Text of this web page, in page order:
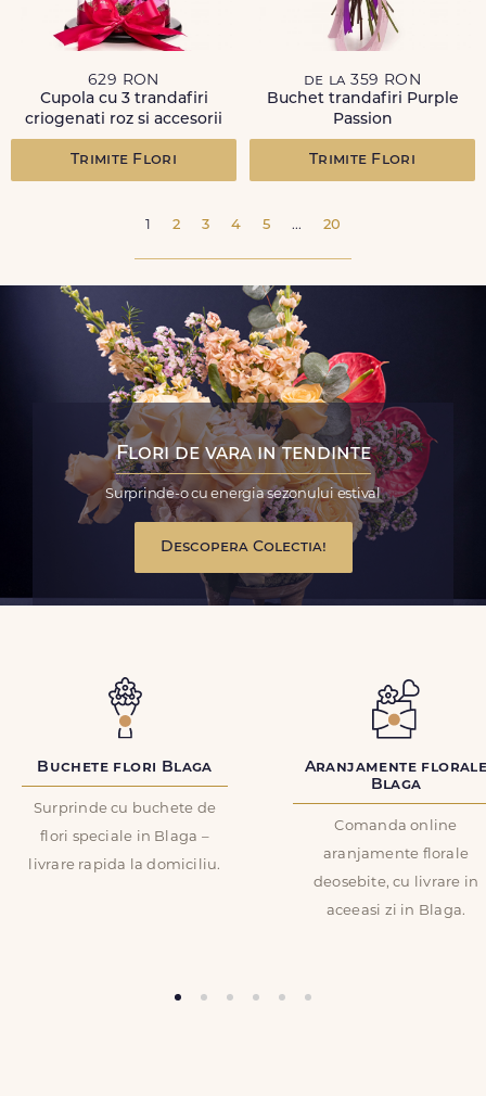
629 RON
Cupola cu 3 trandafiri
criogenati roz si accesorii
Trimite Flori
de la 359 RON
Buchet trandafiri Purple
Passion
Trimite Flori
1 2 3 4 5 ... 20
Flori de vara in tendinte
Surprinde-o cu energia sezonului estival
Descopera Colectia!
Buchete flori Blaga
Surprinde cu buchete de
flori speciale in Blaga –
livrare rapida la domiciliu.
Aranjamente
Blaga
Comanda online
aranjamente florale
deosebite, cu livrare in
aceeasi zi in Blaga.